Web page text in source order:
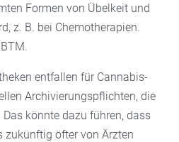
Formen von Übelkeit und
z. B. bei Chemotherapien.
entfallen für Cannabis-
Archivierungspflichten, die
könnte dazu führen, dass
zukünftig öfter von Ärzten